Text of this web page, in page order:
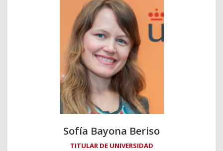
Sofía Bayona Beriso
TITULAR DE UNIVERSIDAD